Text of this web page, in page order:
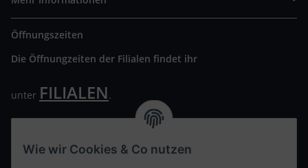
Öffnungszeiten
Die Öffnungzeiten der Filialen findet ihr
unter FILIALEN.
Wir freuen uns auf Euren Besuch. Bitte beachtet die
Wie wir Cookies & Co nutzen